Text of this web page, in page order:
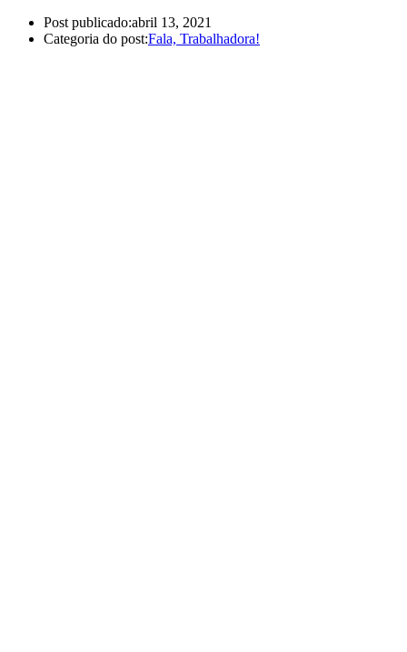
Post publicado:abril 13, 2021
Categoria do post:Fala, Trabalhadora!